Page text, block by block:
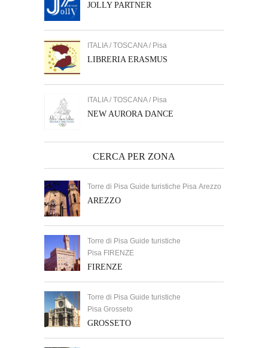
JOLLY PARTNER
ITALIA / TOSCANA / Pisa
LIBRERIA ERASMUS
ITALIA / TOSCANA / Pisa
NEW AURORA DANCE
CERCA PER ZONA
Torre di Pisa Guide turistiche Pisa Arezzo
AREZZO
Torre di Pisa Guide turistiche
Pisa FIRENZE
FIRENZE
Torre di Pisa Guide turistiche
Pisa Grosseto
GROSSETO